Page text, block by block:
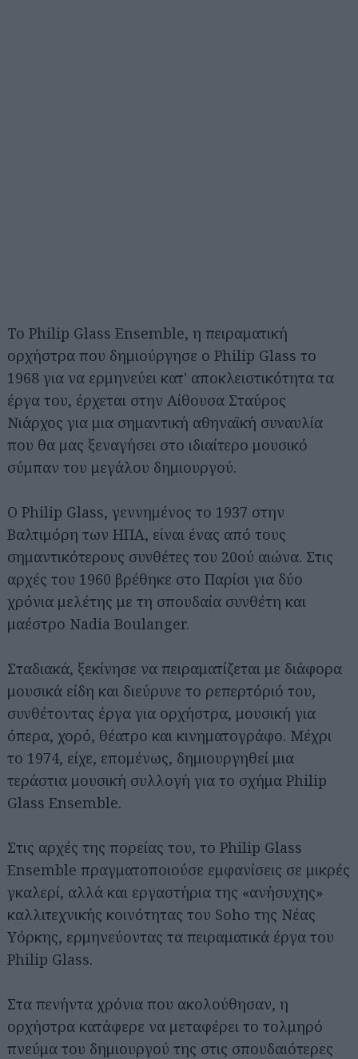
Το Philip Glass Ensemble, η πειραματική
ορχήστρα που δημιούργησε ο Philip Glass το
1968 για να ερμηνεύει κατ' αποκλειστικότητα τα
έργα του, έρχεται στην Αίθουσα Σταύρος
Νιάρχος για μια σημαντική αθηναϊκή συναυλία
που θα μας ξεναγήσει στο ιδιαίτερο μουσικό
σύμπαν του μεγάλου δημιουργού.
Ο Philip Glass, γεννημένος το 1937 στην
Βαλτιμόρη των ΗΠΑ, είναι ένας από τους
σημαντικότερους συνθέτες του 20ού αιώνα. Στις
αρχές του 1960 βρέθηκε στο Παρίσι για δύο
χρόνια μελέτης με τη σπουδαία συνθέτη και
μαέστρο Nadia Boulanger.
Σταδιακά, ξεκίνησε να πειραματίζεται με διάφορα
μουσικά είδη και διεύρυνε το ρεπερτόριό του,
συνθέτοντας έργα για ορχήστρα, μουσική για
όπερα, χορό, θέατρο και κινηματογράφο. Μέχρι
το 1974, είχε, επομένως, δημιουργηθεί μια
τεράστια μουσική συλλογή για το σχήμα Philip
Glass Ensemble.
Στις αρχές της πορείας του, το Philip Glass
Ensemble πραγματοποιούσε εμφανίσεις σε μικρές
γκαλερί, αλλά και εργαστήρια της «ανήσυχης»
καλλιτεχνικής κοινότητας του Soho της Νέας
Υόρκης, ερμηνεύοντας τα πειραματικά έργα του
Philip Glass.
Στα πενήντα χρόνια που ακολούθησαν, η
ορχήστρα κατάφερε να μεταφέρει το τολμηρό
πνεύμα του δημιουργού της στις σπουδαιότερες